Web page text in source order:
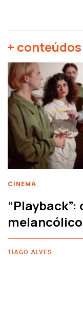
+ conteúdos
CINEMA
TIAGO ALVES